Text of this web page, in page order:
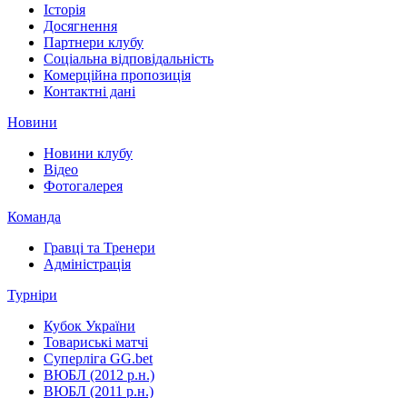
Історія
Досягнення
Партнери клубу
Соціальна відповідальність
Комерційна пропозиція
Контактні дані
Новини
Новини клубу
Відео
Фотогалерея
Команда
Гравці та Тренери
Адміністрація
Турніри
Кубок України
Товариські матчі
Суперліга GG.bet
ВЮБЛ (2012 р.н.)
ВЮБЛ (2011 р.н.)